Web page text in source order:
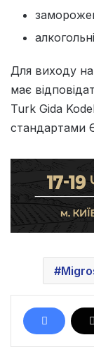
Для виходу на
має
Turk Gida
стандартами